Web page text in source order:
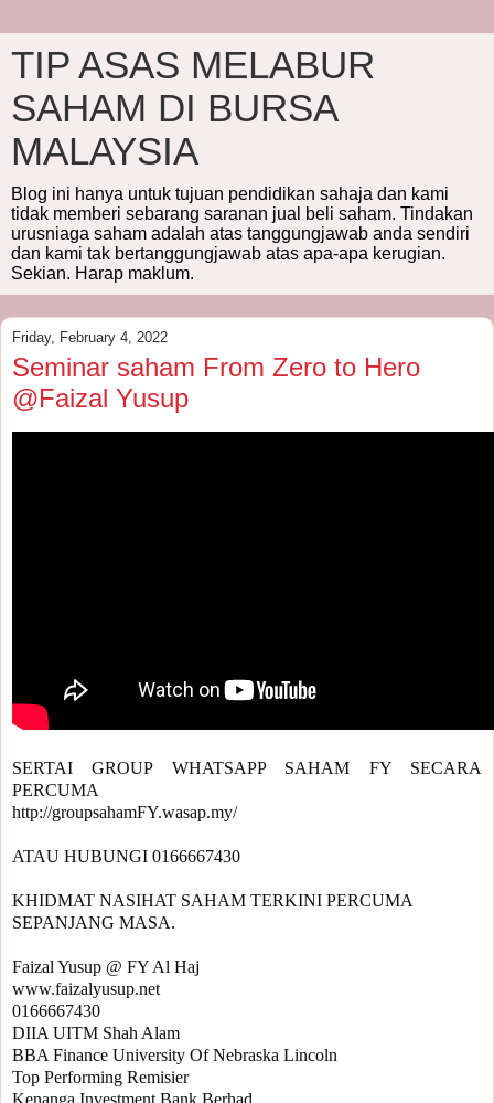
TIP ASAS MELABUR
SAHAM DI BURSA
MALAYSIA
Blog ini hanya untuk tujuan pendidikan sahaja dan kami
tidak memberi sebarang saranan jual beli saham. Tindakan
urusniaga saham adalah atas tanggungjawab anda sendiri
dan kami tak bertanggungjawab atas apa-apa kerugian.
Sekian. Harap maklum.
Friday, February 4, 2022
Seminar saham From Zero to Hero
@Faizal Yusup
SERTAI GROUP WHATSAPP SAHAM FY SECARA
PERCUMA
http://groupsahamFY.wasap.my/​
ATAU HUBUNGI 0166667430
KHIDMAT NASIHAT SAHAM TERKINI PERCUMA
SEPANJANG MASA.
Faizal Yusup @ FY Al Haj
www.faizalyusup.net
0166667430
DIIA UITM Shah Alam
BBA Finance University Of Nebraska Lincoln
Top Performing Remisier
Kenanga Investment Bank Berhad